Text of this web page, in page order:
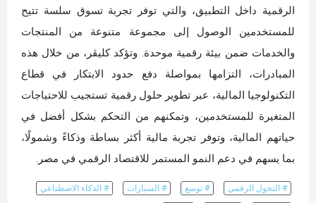
الرقمية داخل التطبيق، والتي توفر تجربة تسوق سلسة تتيح
للمستخدمين الوصول إلى مجموعة متنوعة من المنتجات
والخدمات ضمن بيئة رقمية موحدة. وتؤكد كليڤر، من خلال هذه
المبادرات، التزامها بمواصلة دفع حدود الابتكار في قطاع
التكنولوجيا المالية، عبر تطوير حلول رقمية تستجيب للاحتياجات
المتغيرة للمستخدمين، وتمكنهم من التحكم بشكل أفضل في
حياتهم المالية، وتوفر تجربة مالية أكثر بساطة وذكاءً وشمولًا،
بما يسهم في دعم النمو المستمر للاقتصاد الرقمي في مصر.
# التحول الرقمي # توسع # السيارات # الذكاء الاصطناعي